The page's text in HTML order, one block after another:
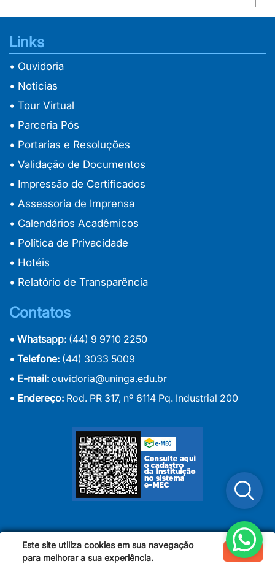
Links
• Ouvidoria
• Noticias
• Tour Virtual
• Parceria Pós
• Portarias e Resoluções
• Validação de Documentos
• Impressão de Certificados
• Assessoria de Imprensa
• Calendários Acadêmicos
• Política de Privacidade
• Hotéis
• Relatório de Transparência
Contatos
• Whatsapp: (44) 9 9710 2250
• Telefone: (44) 3033 5009
• E-mail: ouvidoria@uninga.edu.br
• Endereço: Rod. PR 317, nº 6114 Pq. Industrial 200
Copyright 2024 | Uningá - Centro Universitário Ingá
Este site utiliza cookies em sua navegação
para melhorar a sua experiência.
Ok